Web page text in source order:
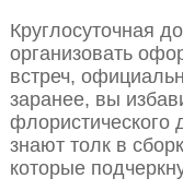
Круглосуточная
организовать
встреч,
заранее, вы
флористического
знают толк в
которые